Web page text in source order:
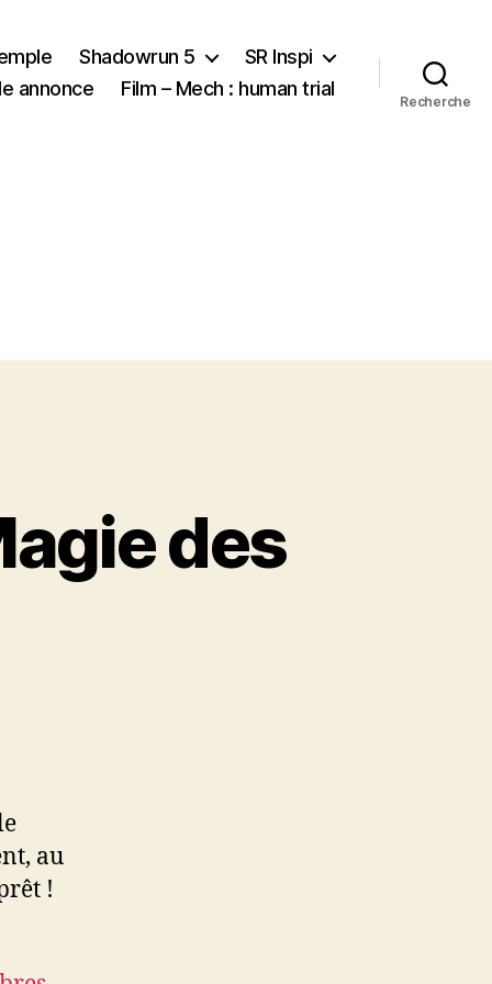
Shadowrun 5
SR Inspi
annonce Film – Mech : human trial
Recherche
des
au
!